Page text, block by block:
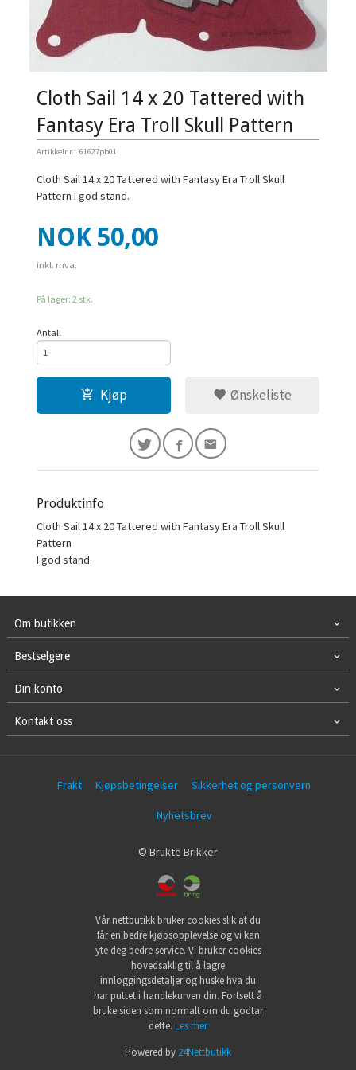
Cloth Sail 14 x 20 Tattered with
Fantasy Era Troll Skull Pattern
Artikkelnr.: 61627pb01
Cloth Sail 14 x 20 Tattered with Fantasy Era Troll Skull
Pattern I god stand.
Pris
NOK 50,00
inkl. mva.
På lager: 2 stk.
Antall
Kjøp Ønskeliste
Produktinfo
Cloth Sail 14 x 20 Tattered with Fantasy Era Troll Skull
Pattern
I god stand.
Om butikken
Bestselgere
Din konto
Kontakt oss
Frakt Kjøpsbetingelser Sikkerhet og personvern
Nyhetsbrev
© Brukte Brikker
Vår nettbutikk bruker cookies slik at du
får en bedre kjøpsopplevelse og vi kan
yte deg bedre service. Vi bruker cookies
hovedsaklig til å lagre
innloggingsdetaljer og huske hva du
har puttet i handlekurven din. Fortsett å
bruke siden som normalt om du godtar
dette. Les mer
Powered by 24Nettbutikk